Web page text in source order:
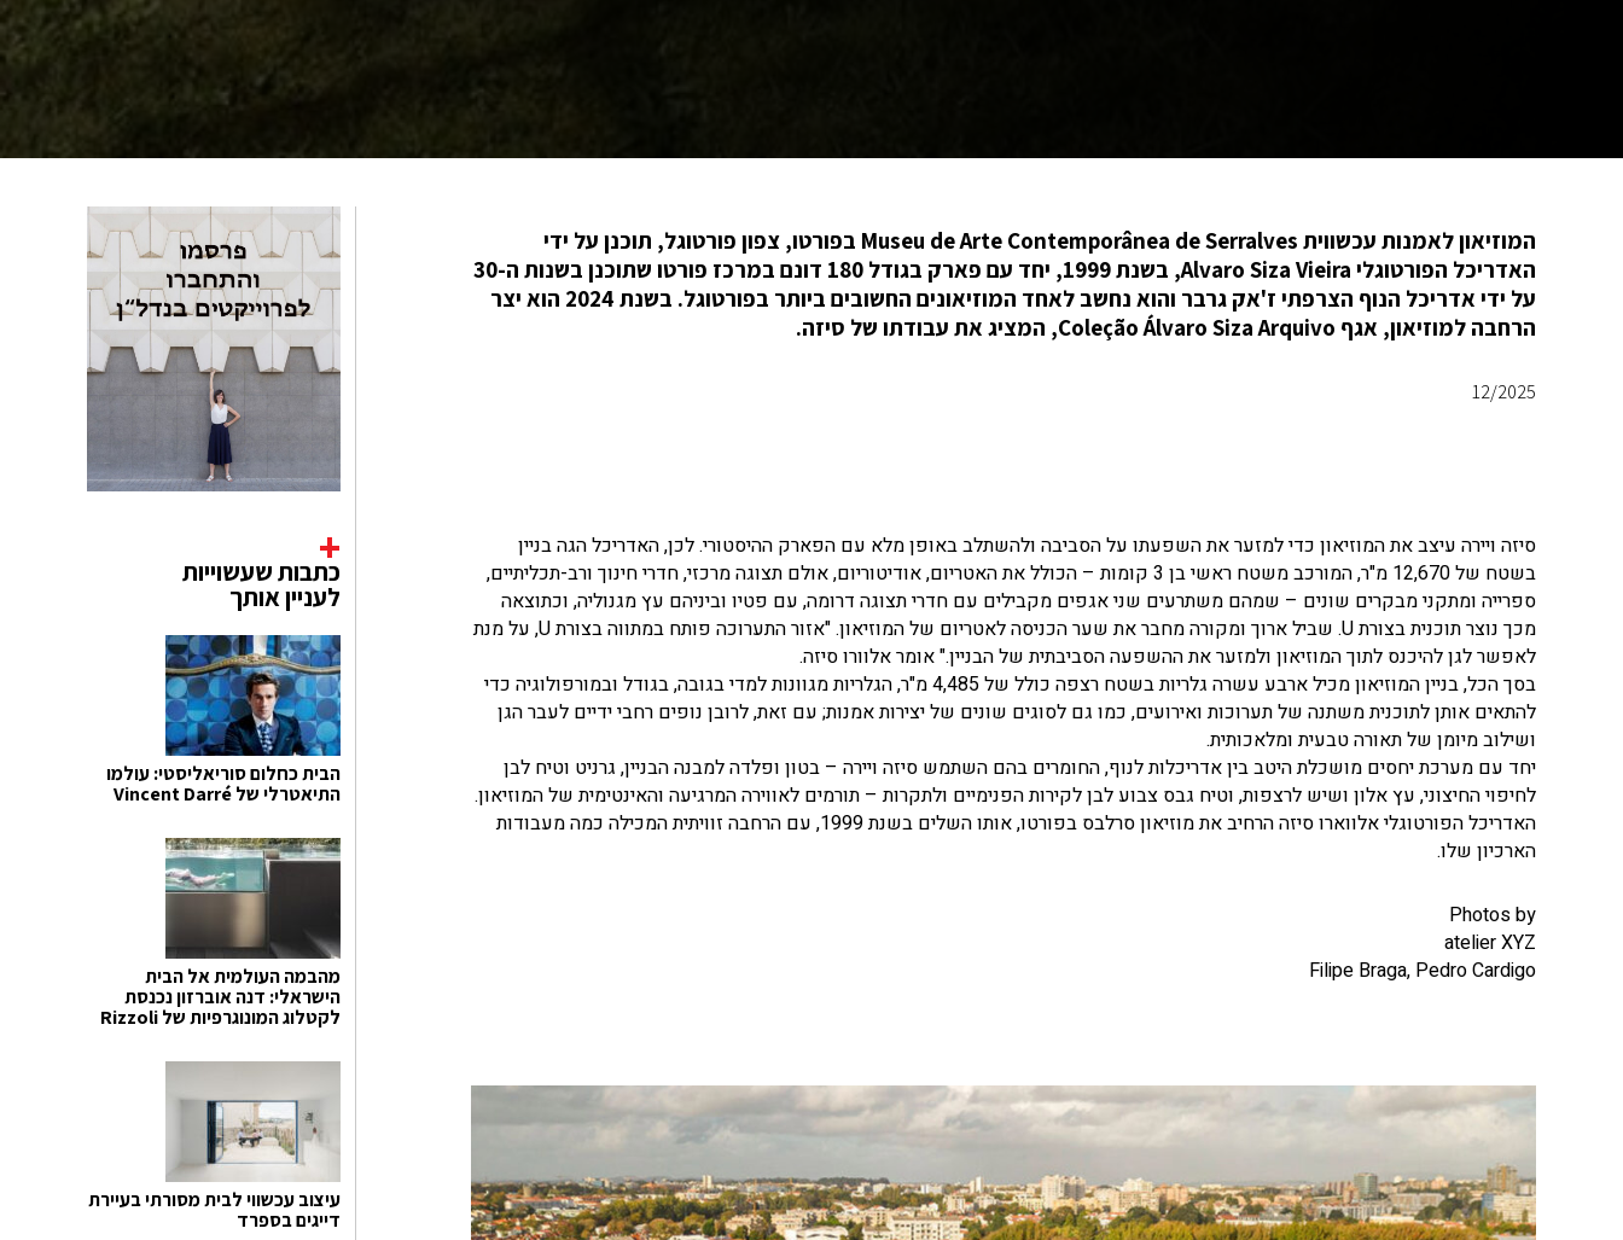
המוזיאון לאמנות עכשווית Museu de Arte Contemporânea de Serralves בפורטו, צפון פורטוגל, תוכנן על ידי
האדריכל הפורטוגלי Alvaro Siza Vieira, בשנת 1999, יחד עם פארק בגודל 180 דונם במרכז פורטו שתוכנן בשנות ה-30
על ידי אדריכל הנוף הצרפתי ז'אק גרבר והוא נחשב לאחד המוזיאונים החשובים ביותר בפורטוגל. בשנת 2024 הוא יצר
הרחבה למוזיאון, אגף Coleção Álvaro Siza Arquivo, המציג את עבודתו של סיזה.
12/2025
סיזה ויירה עיצב את המוזיאון כדי למזער את השפעתו על הסביבה ולהשתלב באופן מלא עם הפארק ההיסטורי. לכן, האדריכל הגה בניין
בשטח של 12,670 מ"ר, המורכב משטח ראשי בן 3 קומות – הכולל את האטריום, אודיטוריום, אולם תצוגה מרכזי, חדרי חינוך ורב-תכליתיים,
ספרייה ומתקני מבקרים שונים – שמהם משתרעים שני אגפים מקבילים עם חדרי תצוגה דרומה, עם פטיו וביניהם עץ מגנוליה, וכתוצאה
מכך נוצר תוכנית בצורתU. שביל ארוך ומקורה מחבר את שער הכניסה לאטריום של המוזיאון."אזור התערוכה פותח במתווה בצורתU, על מנת
לאפשר לגן להיכנס לתוך המוזיאון ולמזער את ההשפעה הסביבתית של הבניין." אומר אלוורו סיזה.
בסך הכל, בניין המוזיאון מכיל ארבע עשרה גלריות בשטח רצפה כולל של 4,485 מ"ר, הגלריות מגוונות למדי בגובה, בגודל ובמורפולוגיה כדי
להתאים אותן לתוכנית משתנה של תערוכות ואירועים, כמו גם לסוגים שונים של יצירות אמנות; עם זאת, לרובן נופים רחבי ידיים לעבר הגן
ושילוב מיומן של תאורה טבעית ומלאכותית.
יחד עם מערכת יחסים מושכלת היטב בין אדריכלות לנוף, החומרים בהם השתמש סיזה ויירה – בטון ופלדה למבנה הבניין, גרניט וטיח לבן
לחיפוי החיצוני, עץ אלון ושיש לרצפות, וטיח גבס צבוע לבן לקירות הפנימיים ולתקרות – תורמים לאווירה המרגיעה והאינטימית של המוזיאון.
האדריכל הפורטוגלי אלווארו סיזה הרחיב את מוזיאון סרלבס בפורטו, אותו השלים בשנת 1999, עם הרחבה זוויתית המכילה כמה מעבודות
הארכיון שלו.
Photos by
atelier XYZ
Filipe Braga, Pedro Cardigo
כתבות שעשוייות
לעניין אותך
הבית כחלום סוריאליסטי: עולמו
התיאטרלי של Vincent Darré
מהבמה העולמית אל הבית
הישראלי: דנה אוברזון נכנסת
לקטלוג המונוגרפיות של Rizzoli
עיצוב עכשווי לבית מסורתי בעיירת
דייגים בספרד